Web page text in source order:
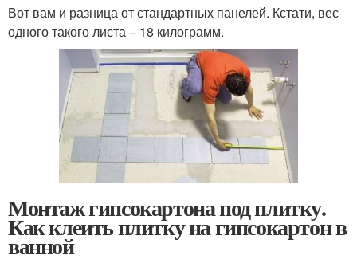
Вот вам и разница от стандартных панелей. Кстати, вес
одного такого листа – 18 килограмм.
Монтаж гипсокартона под плитку.
Как клеить плитку на гипсокартон в
ванной